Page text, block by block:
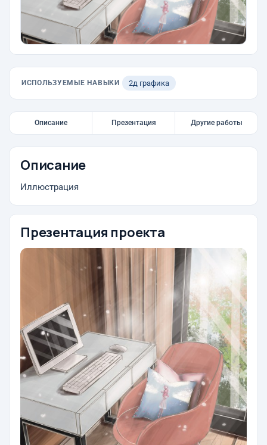
ИСПОЛЬЗУЕМЫЕ НАВЫКИ 2д графика
Описание Презентация Другие работы
Описание
Иллюстрация
Презентация проекта